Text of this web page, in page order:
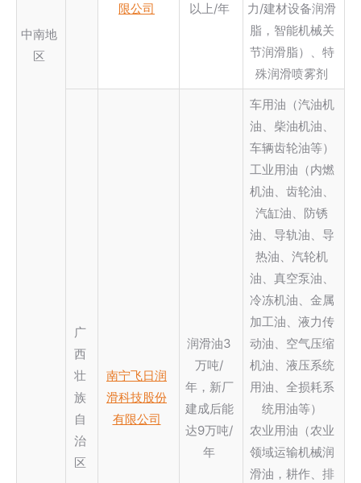
中南地
区
限公司
以上/年
力/建材设备润滑
脂，智能机械关
节润滑脂）、特
殊润滑喷雾剂
广
西
壮
族
自
治
区
南宁飞日润
滑科技股份
有限公司
润滑油3
万吨/
年，新厂
建成后能
达9万吨/
年
车用油（汽油机
油、柴油机油、
车辆齿轮油等）
工业用油（内燃
机油、齿轮油、
汽缸油、防锈
油、导轨油、导
热油、汽轮机
油、真空泵油、
冷冻机油、金属
加工油、液力传
动油、空气压缩
机油、液压系统
用油、全损耗系
统用油等）
农业用油（农业
领域运输机械润
滑油，耕作、排